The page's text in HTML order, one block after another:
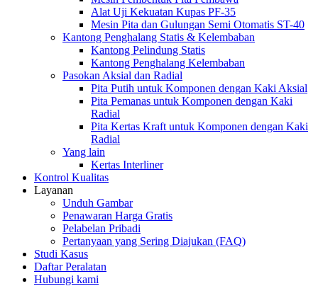
Alat Uji Kekuatan Kupas PF-35
Mesin Pita dan Gulungan Semi Otomatis ST-40
Kantong Penghalang Statis & Kelembaban
Kantong Pelindung Statis
Kantong Penghalang Kelembaban
Pasokan Aksial dan Radial
Pita Putih untuk Komponen dengan Kaki Aksial
Pita Pemanas untuk Komponen dengan Kaki
Radial
Pita Kertas Kraft untuk Komponen dengan Kaki
Radial
Yang lain
Kertas Interliner
Kontrol Kualitas
Layanan
Unduh Gambar
Penawaran Harga Gratis
Pelabelan Pribadi
Pertanyaan yang Sering Diajukan (FAQ)
Studi Kasus
Daftar Peralatan
Hubungi kami